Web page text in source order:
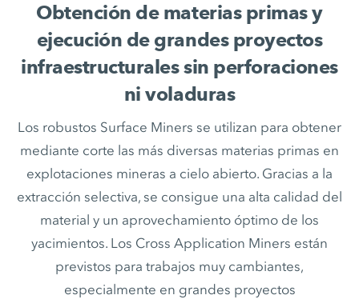
Obtención de materias primas y
ejecución de grandes proyectos
infraestructurales sin perforaciones
ni voladuras
Los robustos Surface Miners se utilizan para obtener
mediante corte las más diversas materias primas en
explotaciones mineras a cielo abierto. Gracias a la
extracción selectiva, se consigue una alta calidad del
material y un aprovechamiento óptimo de los
yacimientos. Los Cross Application Miners están
previstos para trabajos muy cambiantes,
especialmente en grandes proyectos